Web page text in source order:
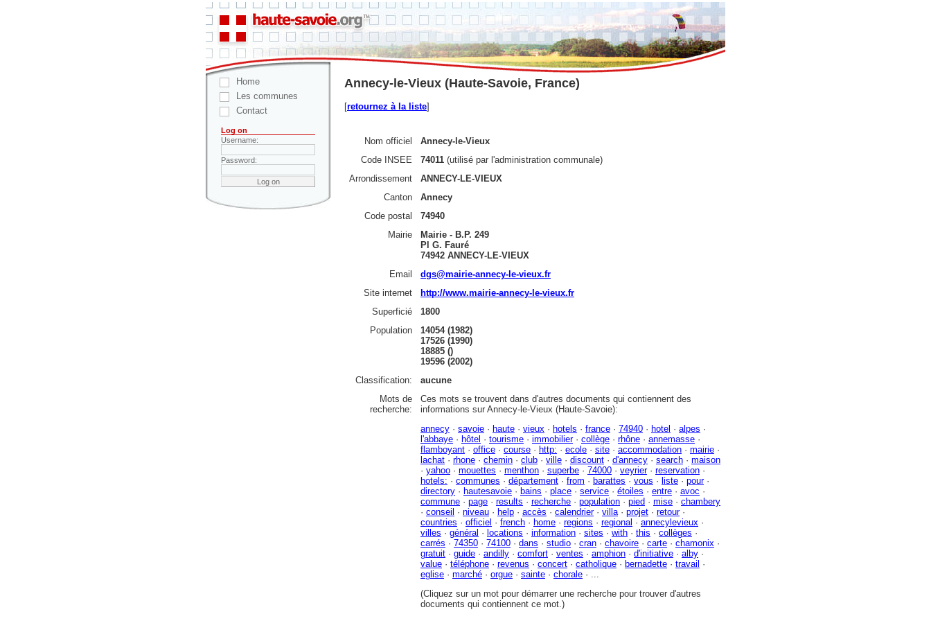
Home
Les communes
Contact
Log on
Username:
Password:
Annecy-le-Vieux (Haute-Savoie, France)
[retournez à la liste]
Nom officiel
Annecy-le-Vieux
Code INSEE
74011 (utilisé par l'administration communale)
Arrondissement
ANNECY-LE-VIEUX
Canton
Annecy
Code postal
74940
Mairie
Mairie - B.P. 249
Pl G. Fauré
74942 ANNECY-LE-VIEUX
Email
dgs@mairie-annecy-le-vieux.fr
Site internet
http://www.mairie-annecy-le-vieux.fr
Superficié
1800
Population
14054 (1982)
17526 (1990)
18885 ()
19596 (2002)
Classification:
aucune
Mots de
recherche:
Ces mots se trouvent dans d'autres documents qui contiennent des
informations sur Annecy-le-Vieux (Haute-Savoie):
annecy · savoie · haute · vieux · hotels · france · 74940 · hotel · alpes ·
l'abbaye · hôtel · tourisme · immobilier· collège · rhône · annemasse ·
flamboyant · office · course · http: · ecole · site · accommodation · mairie ·
lachat · rhone · chemin · club · ville · discount · d'annecy · search · maison
· yahoo · mouettes · menthon · superbe · 74000 · veyrier· reservation ·
hotels: · communes · département · from · barattes · vous · liste · pour·
directory · hautesavoie · bains · place · service · étoiles · entre · avoc ·
commune · page · results · recherche · population · pied · mise · chambery
· conseil · niveau · help · accès · calendrier· villa · projet · retour·
countries · officiel · french · home · regions · regional · annecylevieux ·
villes · général · locations · information · sites · with · this · collèges ·
carrés · 74350 · 74100 · dans · studio · cran · chavoire · carte · chamonix ·
gratuit · guide · andilly · comfort · ventes · amphion · d'initiative · alby ·
value · téléphone · revenus · concert · catholique · bernadette · travail ·
eglise · marché · orgue · sainte · chorale · ...
(Cliquez sur un mot pour démarrer une recherche pour trouver d'autres
documents qui contiennent ce mot.)